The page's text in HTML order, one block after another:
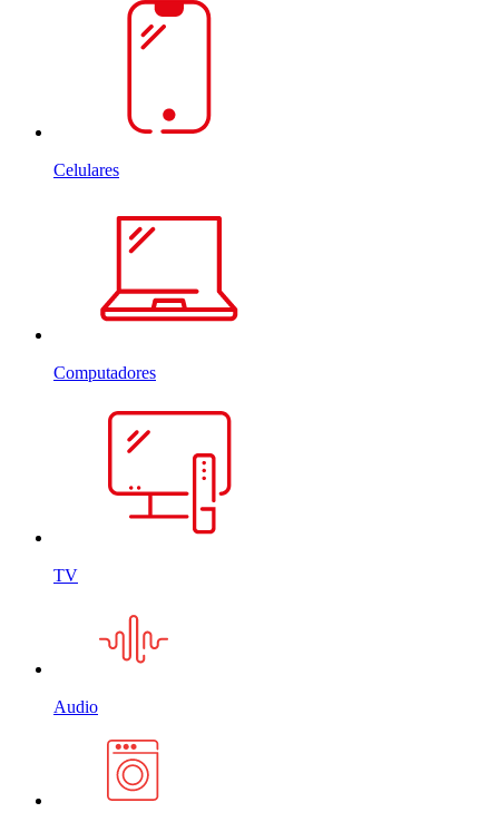
Celulares
Computadores
TV
Audio